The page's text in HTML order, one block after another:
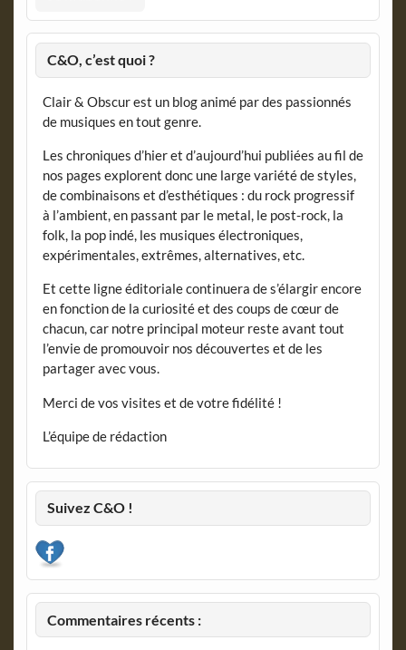
C&O, c’est quoi ?
Clair & Obscur est un blog animé par des passionnés
de musiques en tout genre.
Les chroniques d’hier et d’aujourd’hui publiées au fil de
nos pages explorent donc une large variété de styles,
de combinaisons et d’esthétiques : du rock progressif
à l’ambient, en passant par le metal, le post-rock, la
folk, la pop indé, les musiques électroniques,
expérimentales, extrêmes, alternatives, etc.
Et cette ligne éditoriale continuera de s’élargir encore
en fonction de la curiosité et des coups de cœur de
chacun, car notre principal moteur reste avant tout
l’envie de promouvoir nos découvertes et de les
partager avec vous.
Merci de vos visites et de votre fidélité !
L’équipe de rédaction
Suivez C&O !
Commentaires récents :